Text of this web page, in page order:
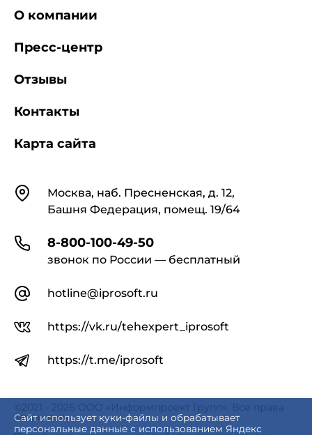
Сайт использует куки-файлы и обрабатывает
персональные данные с использованием Яндекс
КонтактыМосква, наб. Пресненская, д. 12,
Башня Федерация, помещ. 19/64
8-800-100-49-50
звонок по России — бесплатный
hotline@iprosoft.ru
https://vk.ru/tehexpert_iprosoft
https://t.me/iprosoft
О компании
Пресс-центр
Отзывы
Контакты
Карта сайта
©2021 - 2026 ООО «Информпроект Групп». Все права
защищены.